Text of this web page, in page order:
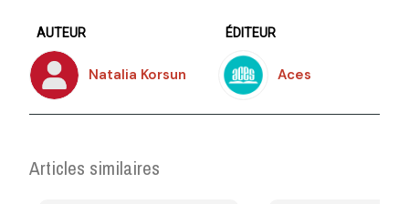
AUTEUR
Natalia Korsun
ÉDITEUR
Aces
Articles similaires